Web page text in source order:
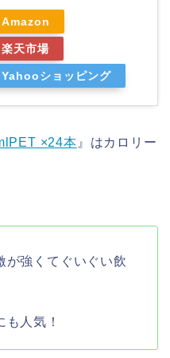
Amazon
楽天市場
Yahooショッピング
×24本』はカロリー
が強くてぐいぐい飲
も人気！